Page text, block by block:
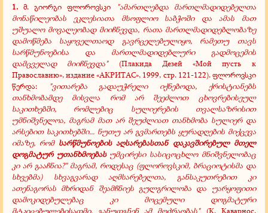
1.მ. გიორგი ფლოროვსკი
"ამართლებდა მართლმადიდებელთა
მონაწილეობას ეკლესიათა მსოფლიო საბჭოში და ამას მათ
უშუალო მოვალეობად მიიჩნევდა, რათა მართლმადიდებლობაზე
დამოწმება საყოველთაოდ გავრცელებულიყო, რამეთუ თავს
სარწმუნოებისა და მართლმადიდებლური გადმოცემის
დამცველად მიიჩნევდა"(Плакида Дезей «Мой пусть к
Православию», издание «АКРИТАС», 1999, стр. 121-122). ფლოროვსკი
წერდა:
"ვითარება გადაუჭრელი იქნებოდა, ქრისტიანებს
თანხმობამდე მისვლა რომ არ შეეძლოთ ცხოვრებისეულ
საკითხებში, რომლებიც სულიერების თვალსაზრისით
უმნიშვნელოა, მაგრამ მათ არ შეუძლიათ თანხმობა სულიერ და
არსებით საკითხებში... ნუთუ არ გვმართებს ყურადღების მიქცევა
იმაზე, რომ სარწმუნოების აღსარებასთან დაკავშირებულ მთელ
დოგმატურ უთანხმოებასუმცირესი სასიცოცხლო მნიშვნელობაც
კი არ გააჩნია?" მაგრამ, როდესაც (ფლოროვსკიმ, ბრაციოტისმა და
სხვებმა) სხვაგვარად აღმსარებელთა, განსაკუთრებით კი
ათენაგორას მხრიდან შეამჩნიეს გულგრილობა და უარყოფითი
დამოკიდებულებაც კი მოცემული დოგმატური
მტკიცებულებისადმი, განუდგნენ ამ მოძრაობას"(К. Каварнос,